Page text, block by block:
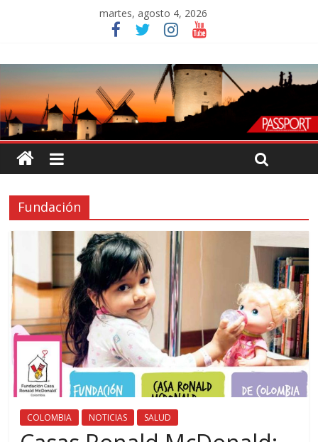
martes, agosto 4, 2026
Fundación
COLOMBIA NOTICIAS SALUD